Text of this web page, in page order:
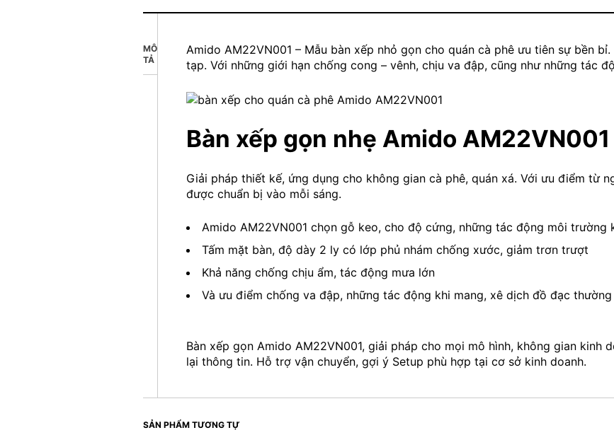
MÔ
TẢ
Amido AM22VN001 – Mẫu bàn xếp nhỏ gọn cho quán cà phê ưu tiên sự bền
tạp. Với những giới hạn chống cong – vênh, chịu va đập, cũng như những tác
Bàn xếp gọn nhẹ Amido AM22VN001
Giải pháp thiết kế, ứng dụng cho không gian cà phê, quán xá. Với ưu điểm từ
được chuẩn bị vào mỗi sáng.
Amido AM22VN001 chọn gỗ keo, cho độ cứng, những tác động môi trường
Tấm mặt bàn, độ dày 2 ly có lớp phủ nhám chống xước, giảm trơn trượt
Khả năng chống chịu ẩm, tác động mưa lớn
Và ưu điểm chống va đập, những tác động khi mang, xê dịch đồ đạc thường
Bàn xếp gọn Amido AM22VN001, giải pháp cho mọi mô hình, không gian kinh
lại thông tin. Hỗ trợ vận chuyển, gợi ý Setup phù hợp tại cơ sở kinh doanh.
SẢN PHẨM TƯƠNG TỰ